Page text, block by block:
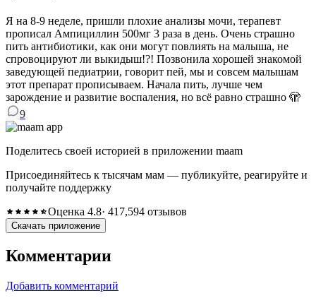
Я на 8-9 неделе, пришли плохие анализы мочи, терапевт
прописал Ампициллин 500мг 3 раза в день. Очень страшно
пить антибиотики, как они могут повлиять на малыша, не
спровоцируют ли выкидыш!?! Позвонила хорошей знакомой
заведующей педиатрии, говорит пей, мы и совсем малышам
этот препарат прописываем. Начала пить, лучше чем
зарождение и развитие воспаления, но всё равно страшно 🫣
9
Поделитесь своей историей в приложении maam
Присоединяйтесь к тысячам мам — публикуйте, реагируйте и
получайте поддержку
Оценка 4.8· 417,594 отзывов
Скачать приложение
Комментарии
Добавить комментарий